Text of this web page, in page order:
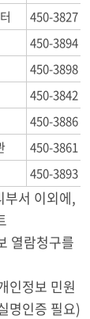
450-3827
450-3894
450-3898
450-3842
450-3886
450-3861
450-3893
서 이외에,
열람청구를
인정보 민원
명인증 필요)